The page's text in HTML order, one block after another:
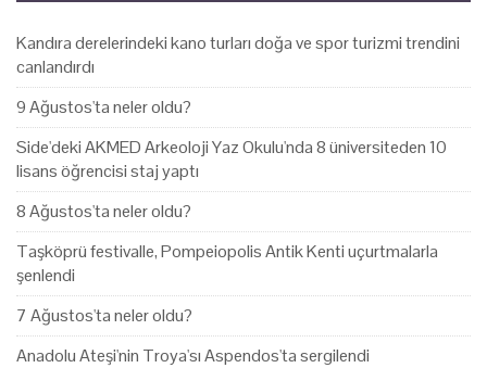
Kandıra derelerindeki kano turları doğa ve spor turizmi trendini
canlandırdı
9 Ağustos'ta neler oldu?
Side'deki AKMED Arkeoloji Yaz Okulu'nda 8 üniversiteden 10
lisans öğrencisi staj yaptı
8 Ağustos'ta neler oldu?
Taşköprü festivalle, Pompeiopolis Antik Kenti uçurtmalarla
şenlendi
7 Ağustos'ta neler oldu?
Anadolu Ateşi'nin Troya'sı Aspendos'ta sergilendi